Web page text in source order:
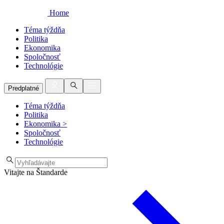
Home
Téma týždňa
Politika
Ekonomika
Spoločnosť
Technológie
Predplatné
Téma týždňa
Politika
Ekonomika >
Spoločnosť
Technológie
Vitajte na Štandarde